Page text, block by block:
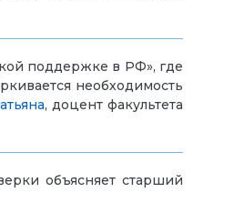
поддержке в РФ», где
необходимость
, доцент факультета
объясняетстарший